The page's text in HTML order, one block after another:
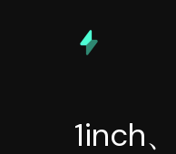
1inch